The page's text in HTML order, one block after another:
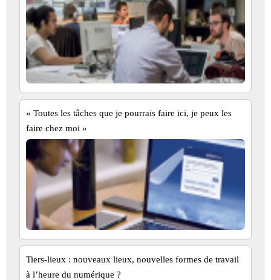
« Toutes les tâches que je pourrais faire ici, je peux les
faire chez moi »
Tiers-lieux : nouveaux lieux, nouvelles formes de travail
à l’heure du numérique ?